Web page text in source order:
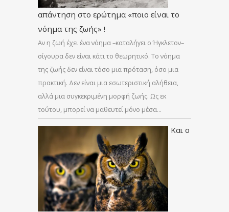
απάντηση στο ερώτημα «ποιο είναι το
νόημα της ζωής» !
Αν η ζωή έχει ένα νόημα –καταλήγει ο Ήγκλετον–
σίγουρα δεν είναι κάτι το θεωρητικό. Το νόημα
της ζωής δεν είναι τόσο μια πρόταση, όσο μια
πρακτική. Δεν είναι μια εσωτεριστική αλήθεια,
αλλά μια συγκεκριμένη μορφή ζωής. Ως εκ
τούτου, μπορεί να μαθευτεί μόνο μέσα…
Και ο